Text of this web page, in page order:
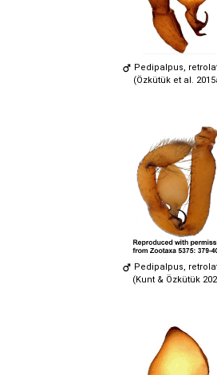
Pedipalpus,
(Özkütük et al.
Pedipalpus,
(Kunt & Özkütük